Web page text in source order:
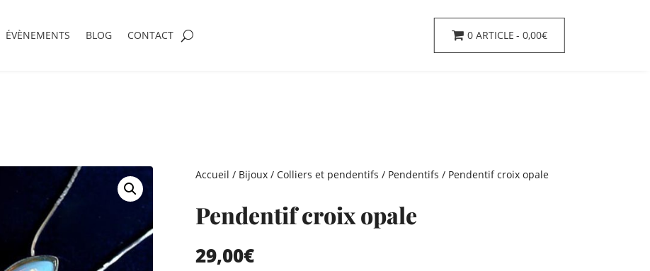
ÉVÈNEMENTS BLOG CONTACT 0 ARTICLE 0,00€
Accueil / Bijoux/ Colliers et pendentifs / Pendentifs / Pendentif croix opale
Pendentif croix opale
29,00€